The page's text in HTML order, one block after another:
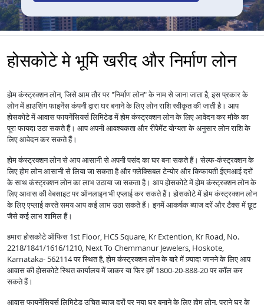
होसकोटे मे भूमि खरीद और निर्माण लोन
होम कंस्ट्रक्शन लोन, जिसे आम तौर पर "निर्माण लोन" के नाम से जाना जाता है, इस प्रकार के
लोन में हाउसिंग फाइनेंस कंपनी द्वारा घर बनाने के लिए लोन राशि स्वीकृत की जाती है। आप
होसकोटे में आवास फायनेंसियर्स लिमिटेड में होम कंस्ट्रक्शन लोन के लिए आवेदन कर मौके का
पूरा फायदा उठा सकते हैं। आप अपनी आवश्यकता और रीपेमेंट योग्यता के अनुसार लोन राशि के
लिए आवेदन कर सकते हैं।
होम कंस्ट्रक्शन लोन से आप आसानी से अपनी पसंद का घर बना सकते हैं। सेल्फ-कंस्ट्रक्शन के
लिए होम लोन आसानी से लिया जा सकता है और फ्लेक्सिबल टेन्योर और किफायती ईएमआई दरों
के साथ कंस्ट्रक्शन लोन का लाभ उठाया जा सकता है। आप होसकोटे में होम कंस्ट्रक्शन लोन के
लिए आवास की वेबसाइट पर ऑनलाइन भी एप्लाई कर सकते हैं। होसकोटे में होम कंस्ट्रक्शन लोन
के लिए एप्लाई करते समय आप कई लाभ उठा सकते हैं। इनमें आकर्षक ब्याज दरें और टैक्स में छूट
जैसे कई लाभ शामिल हैं।
हमारा होसकोटे ऑफिस 1st Floor, HCS Square, Kr Extention, Kr Road, No.
2218/1841/1616/1210, Next To Chemmanur Jewelers, Hoskote,
Karnataka- 562114 पर स्थित है, होम कंस्ट्रक्शन लोन के बारे में ज़्यादा जानने के लिए आप
आवास की होसकोटे स्थित कार्यालय में जाकर या फिर हमें 1800-20-888-20 पर कॉल कर
सकते हैं।
आवास फायनेंसियर्स लिमिटेड उचित ब्याज दरों पर नया घर बनाने के लिए होम लोन, पुराने घर के